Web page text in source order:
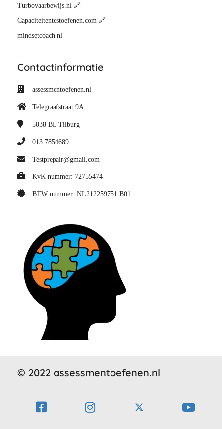
Turbovaarbewijs.nl 🔗
Capaciteitentestoefenen.com 🔗
mindsetcoach.nl
Contactinformatie
assessmentoefenen.nl
Telegraafstraat 9A
5038 BL Tilburg
013 7854689
Testprepair@gmail.com
KvK nummer: 72755474
BTW nummer: NL212259751.B01
© 2022 assessmentoefenen.nl